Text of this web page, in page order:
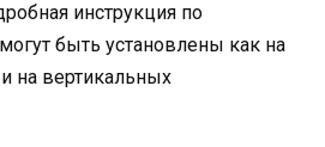
инструкция по
быть установлены как на
на вертикальных